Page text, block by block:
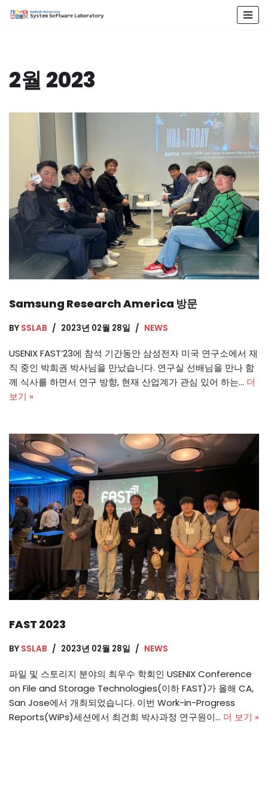
로
건
2월 2023
Samsung Research America 방문
BY SSLAB 2023년 02월 28일 NEWS
USENIX FAST’23에 참석 기간동안 삼성전자 미국 연구소에서 재
직 중인 박희권 박사님을 만났습니다. 연구실 선배님을 만나 함
께 식사를 하면서 연구 방향, 현재 산업계가 관심 있어 하는… 더
보기 »
FAST 2023
BY SSLAB 2023년 02월 28일 NEWS
파일 및 스토리지 분야의 최우수 학회인 USENIX Conference
on File and Storage Technologies(이하 FAST)가 올해 CA,
San Jose에서 개최되었습니다. 이번 Work-in-Progress
Reports(WiPs)세션에서 최건희 박사과정 연구원이… 더 보기 »